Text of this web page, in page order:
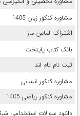
مشاوره کنکور زبان 1405
اشتراک الماس ماز
بانک کتاب پایتخت
ثبت نام تام لند
مشاوره کنکور انسانی
مشاوره کنکور ریاضی 1405
دانلود سوالات استخدامی